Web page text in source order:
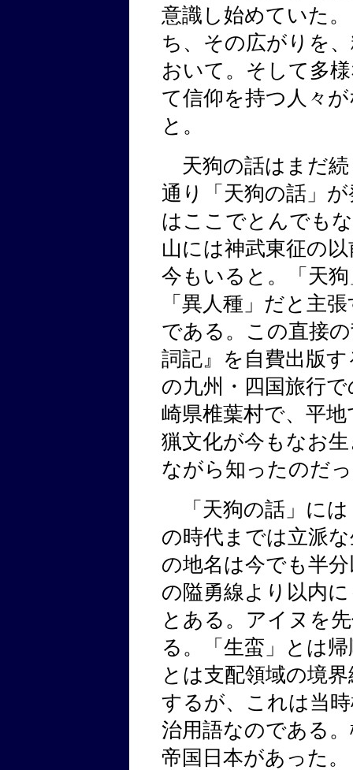
意識し始めていた
ち、その広がりを
おいて。そして多
て信仰を持つ人々
と。
天狗の話はまだ続
通り「天狗の話」
はここでとんでも
山には神武東征の
今もいると。「天
「異人種」だと主
である。この直接
詞記』を自費出版
の九州・四国旅行
崎県椎葉村で、平
猟文化が今もなお
ながら知ったのだ
「天狗の話」には
の時代までは立派
の地名は今でも半
の隘勇線より以内
とある。アイヌを
る。「生蛮」とは
とは支配領域の境
するが、これは当
治用語なのである
帝国日本があった。